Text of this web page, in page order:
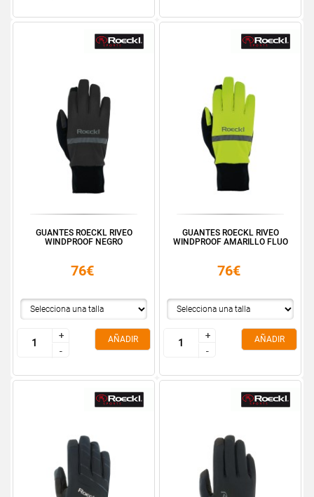
GUANTES ROECKL RIVEO
WINDPROOF NEGRO
76€
+
-
+
-
AÑADIR
GUANTES ROECKL RIVEO
WINDPROOF AMARILLO FLUO
76€
+
-
+
-
AÑADIR